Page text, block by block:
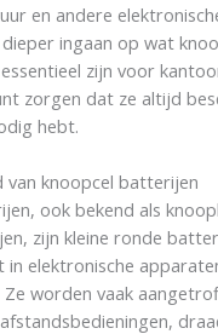
en andere
ingaan op wat
zijn voor
zorgen dat ze altijd
hebt.
van knoopcel batterijen
ook bekend als
zijn kleine ronde
elektronische
worden vaak